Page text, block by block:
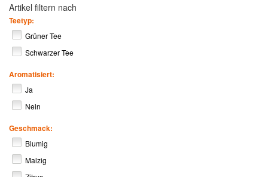
Artikel filtern nach
Teetyp:
Grüner Tee
Schwarzer Tee
Aromatisiert:
Ja
Nein
Geschmack:
Blumig
Malzig